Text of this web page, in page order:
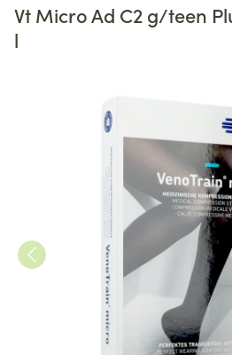
Vt Micro Ad C2 g/teen
l